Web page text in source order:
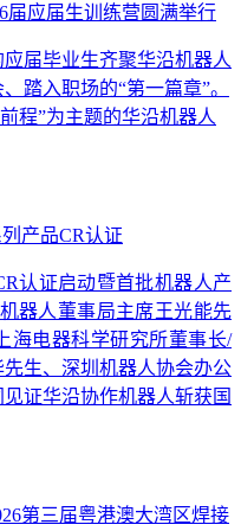
届应届生训练营圆满举行
届毕业生齐聚华沿机器人
踏入职场的“第一篇章”。
程”为主题的华沿机器人
产品CR认证
认证启动暨首批机器人产
器人董事局主席王光能先
海电器科学研究所董事长/
生、深圳机器人协会办公
证华沿协作机器人斩获国
第三届粤港澳大湾区焊接